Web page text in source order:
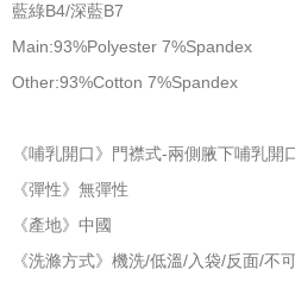
藍綠B4/深藍B7
Main:93%Polyester 7%Spandex
Other:93%Cotton 7%Spandex
《哺乳開口》門襟式-兩側腋下哺乳開
《彈性》無彈性
《產地》中國
《洗滌方式》機洗/低溫/入袋/反面/不